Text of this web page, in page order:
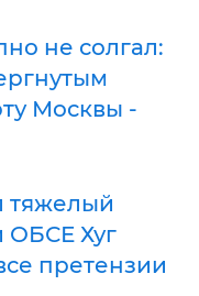
не солгал:
Москвы -
тяжелый
ОБСЕ Хуг
претензии